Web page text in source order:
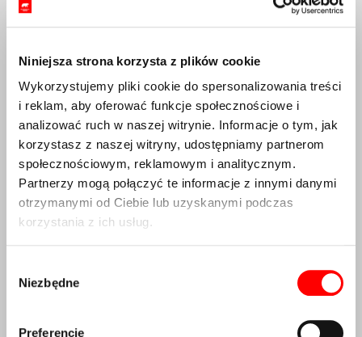
Niniejsza strona korzysta z plików cookie
Wykorzystujemy pliki cookie do spersonalizowania treści
i reklam, aby oferować funkcje społecznościowe i
analizować ruch w naszej witrynie. Informacje o tym, jak
korzystasz z naszej witryny, udostępniamy partnerom
społecznościowym, reklamowym i analitycznym.
Partnerzy mogą połączyć te informacje z innymi danymi
otrzymanymi od Ciebie lub uzyskanymi podczas
korzystania z ich usług.
zgody
Niezbędne
Preferencje
ZOBACZ PRODUKT
śruby MTB 28T